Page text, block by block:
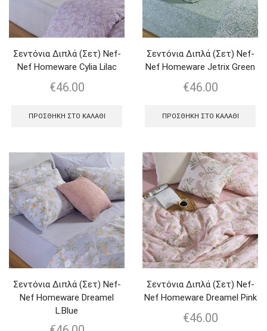
Σεντόνια Διπλά (Σετ) Nef-
Nef Homeware Cylia Lilac
€46.00
ΠΡΟΣΘΉΚΗ ΣΤΟ ΚΑΛΆΘΙ
Σεντόνια Διπλά (Σετ) Nef-
Nef Homeware Jetrix Green
€46.00
ΠΡΟΣΘΉΚΗ ΣΤΟ ΚΑΛΆΘΙ
Σεντόνια Διπλά (Σετ) Nef-
Nef Homeware Dreamel
L.Blue
Σεντόνια Διπλά (Σετ) Nef-
Nef Homeware Dreamel Pink
€46.00